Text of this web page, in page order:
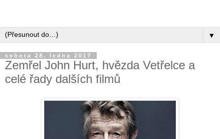
▼
sobota 28. ledna 2017
Zemřel John Hurt, hvězda Vetřelce a
celé řady dalších filmů